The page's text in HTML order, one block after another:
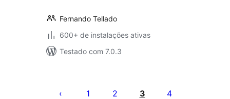
Fernando Tellado
600+ de instalações ativas
Testado com 7.0.3
1 2 3 4